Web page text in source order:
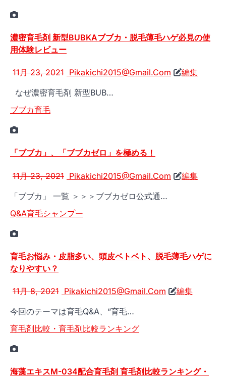
濃密育毛剤 新型BUBKAブブカ・脱毛薄毛ハゲ必見の使
用体験レビュー
11月 23, 2021 Pikakichi2015@Gmail.Com
編集
なぜ濃密育毛剤 新型BUB…
ブブカ育毛
「ブブカ」、「ブブカゼロ」を極める！
11月 23, 2021 Pikakichi2015@Gmail.Com
編集
「ブブカ」 一覧 ＞＞＞ブブカゼロ公式通…
Q&A育毛シャンプー
育毛お悩み・皮脂多い、頭皮ベトベト、脱毛薄毛ハゲに
なりやすい？
11月 8, 2021 Pikakichi2015@Gmail.Com
編集
今回のテーマは育毛Q&A、“育毛…
育毛剤比較・育毛剤比較ランキング
海藻エキスM-034配合育毛剤 育毛剤比較ランキング・